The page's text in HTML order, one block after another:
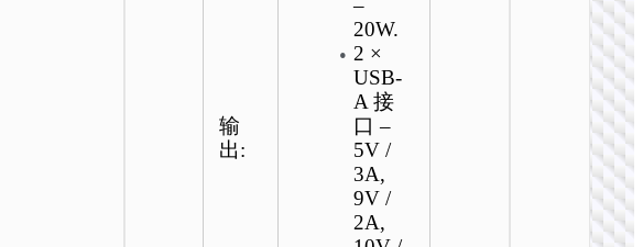
输
出:
–
20W.
2 ×
USB-
A 接
口 –
5V /
3A,
9V /
2A,